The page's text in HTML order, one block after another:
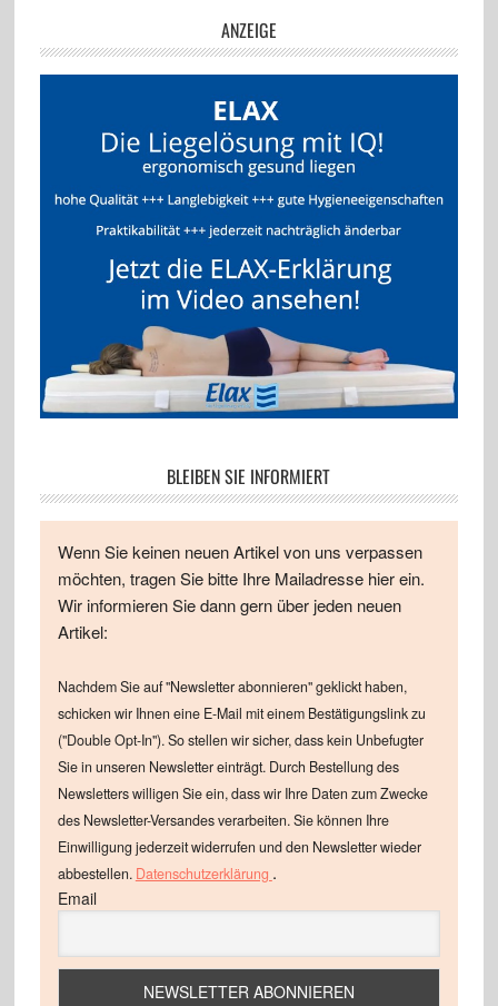
ANZEIGE
BLEIBEN SIE INFORMIERT
Wenn Sie keinen neuen Artikel von uns verpassen
möchten, tragen Sie bitte Ihre Mailadresse hier ein.
Wir informieren Sie dann gern über jeden neuen
Artikel:
Nachdem Sie auf "Newsletter abonnieren" geklickt haben,
schicken wir Ihnen eine E-Mail mit einem Bestätigungslink zu
("Double Opt-In"). So stellen wir sicher, dass kein Unbefugter
Sie in unseren Newsletter einträgt. Durch Bestellung des
Newsletters willigen Sie ein, dass wir Ihre Daten zum Zwecke
des Newsletter-Versandes verarbeiten. Sie können Ihre
Einwilligung jederzeit widerrufen und den Newsletter wieder
abbestellen. Datenschutzerklärung .
Email